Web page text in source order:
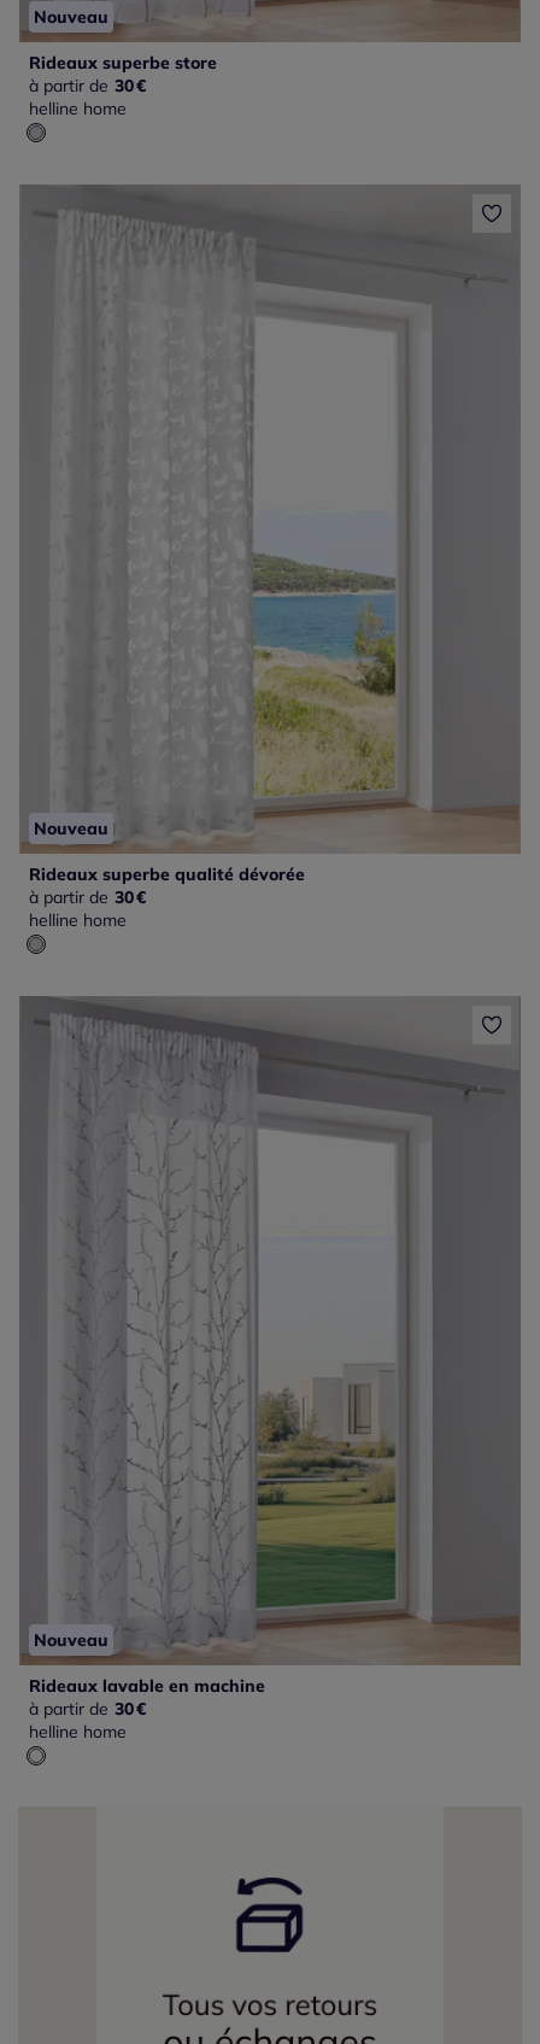
Nouveau
Rideaux superbe store
à partir de 30€
helline home
Nouveau
Rideaux superbe qualité dévorée
à partir de 30€
helline home
Nouveau
Rideaux lavable en machine
à partir de 30€
helline home